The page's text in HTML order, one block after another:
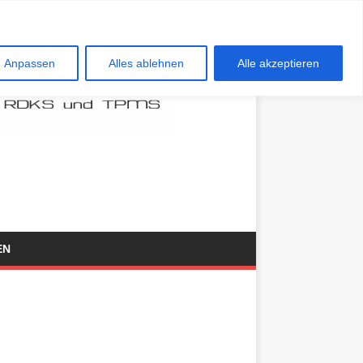
Anpassen Alles ablehnen Alle akzeptieren